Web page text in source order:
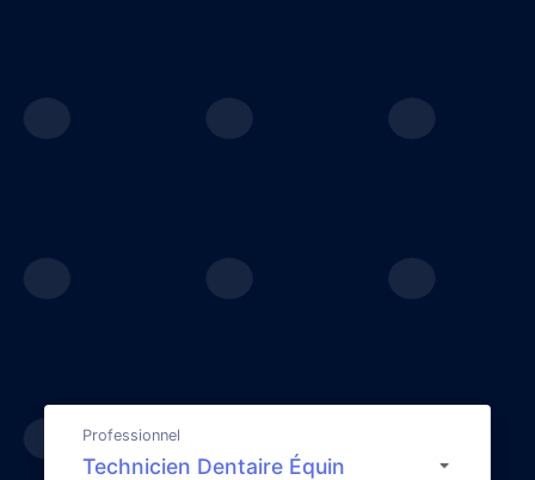
Professionnel